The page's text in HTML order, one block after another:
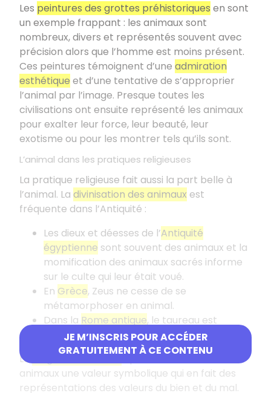
JE M’INSCRIS POUR ACCÉDER
GRATUITEMENT À CE CONTENU
Les peintures des grottes préhistoriques en sont
un exemple frappant : les animaux sont
nombreux, divers et représentés souvent avec
précision alors que l’homme est moins présent.
Ces peintures témoignent d’une admiration
esthétique et d’une tentative de s’approprier
l’animal par l’image. Presque toutes les
civilisations ont ensuite représenté les animaux
pour exalter leur force, leur beauté, leur
exotisme ou pour les montrer tels qu’ils sont.
L’animal dans les pratiques religieuses
La pratique religieuse fait aussi la part belle à
l’animal. La divinisation des animaux est
fréquente dans l’Antiquité :
Les dieux et déesses de l’Antiquité
égyptienne sont souvent des animaux et la
momification des animaux sacrés informe
sur le culte qui leur était voué.
En Grèce, Zeus ne cesse de se
métamorphoser en animal.
Dans la Rome antique, le taureau est
important dans le culte voué à Mithra.
La
, quant à elle, attribue aux
animaux une valeur symbolique qui en fait des
représentations des valeurs du bien et du mal.